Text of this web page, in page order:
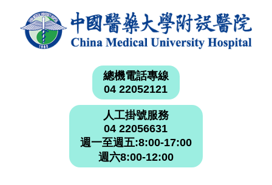
總機電話專線
04 22052121
人工掛號服務
04 22056631
週一至週五:8:00-17:00
週六8:00-12:00